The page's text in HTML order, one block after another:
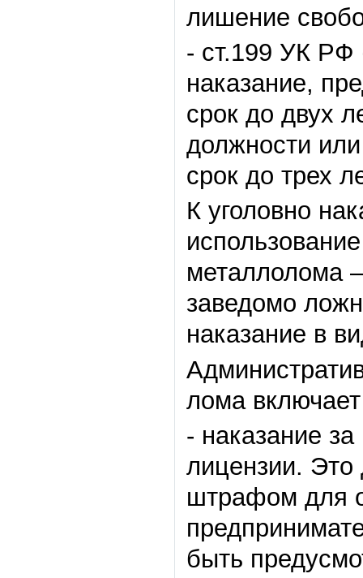
лишение
- ст.199 УК РФ
наказание,
срок до двух
должности
срок до трех
К уголовно
металлолома
заведомо
наказание в
лома
- наказание
лицензии.
штрафом для
быть